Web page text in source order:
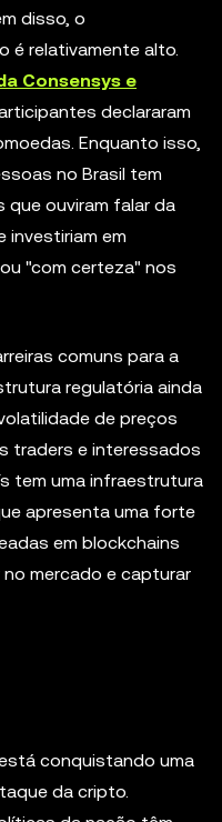
disso, o
é relativamente alto.
Consensys e
declararam
Enquanto isso,
no Brasil tem
que ouviram falar da
investiriam em
"com certeza" nos
comuns para a
regulatória ainda
de preços
traders e interessados
tem uma infraestrutura
apresenta uma forte
em blockchains
mercado e capturar
conquistando uma
da cripto.